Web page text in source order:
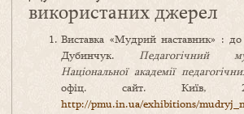
використаних джерел
Виставка «Мудрий наставник» :
Дубинчук.Педагогічний
Національної академії
офіц. сайт. Київ,
http://pmu.in.ua/exhibitions/